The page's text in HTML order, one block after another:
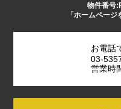
物件番号
「ホームページ
お電話
03-
営業時